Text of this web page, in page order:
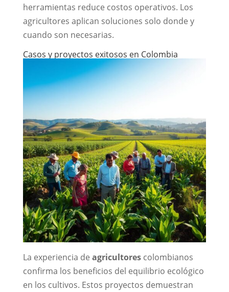
herramientas reduce costos operativos. Los
agricultores aplican soluciones solo donde y
cuando son necesarias.
Casos y proyectos exitosos en Colombia
La experiencia de agricultorescolombianos
confirma los beneficios del equilibrio ecológico
en los cultivos. Estos proyectos demuestran